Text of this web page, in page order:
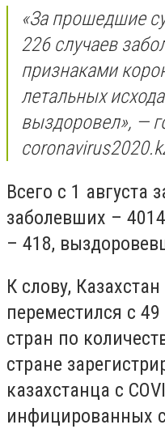
«За прошедшие
226 случаев
признаками
летальных
выздоровел», —
Всего с 1 августа
заболевших –
– 418,
К слову,
переместился с
стран по
стране
казахстанца с
инфицированных